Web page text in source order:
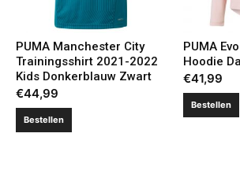
PUMA Manchester City
Trainingsshirt 2021-2022
Kids Donkerblauw Zwart
€44,99
Bestellen
PUMA
Hoodie
€41,99
Bestellen